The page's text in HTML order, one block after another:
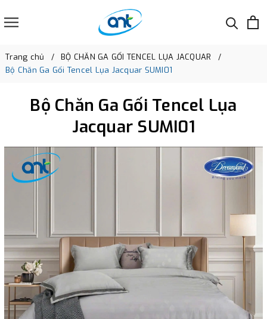
Trang chủ
BỘ CHĂN GA GỐI TENCEL LỤA JACQUAR
Bộ Chăn Ga Gối Tencel Lụa Jacquar SUMI01
Bộ Chăn Ga Gối Tencel Lụa
Jacquar SUMI01